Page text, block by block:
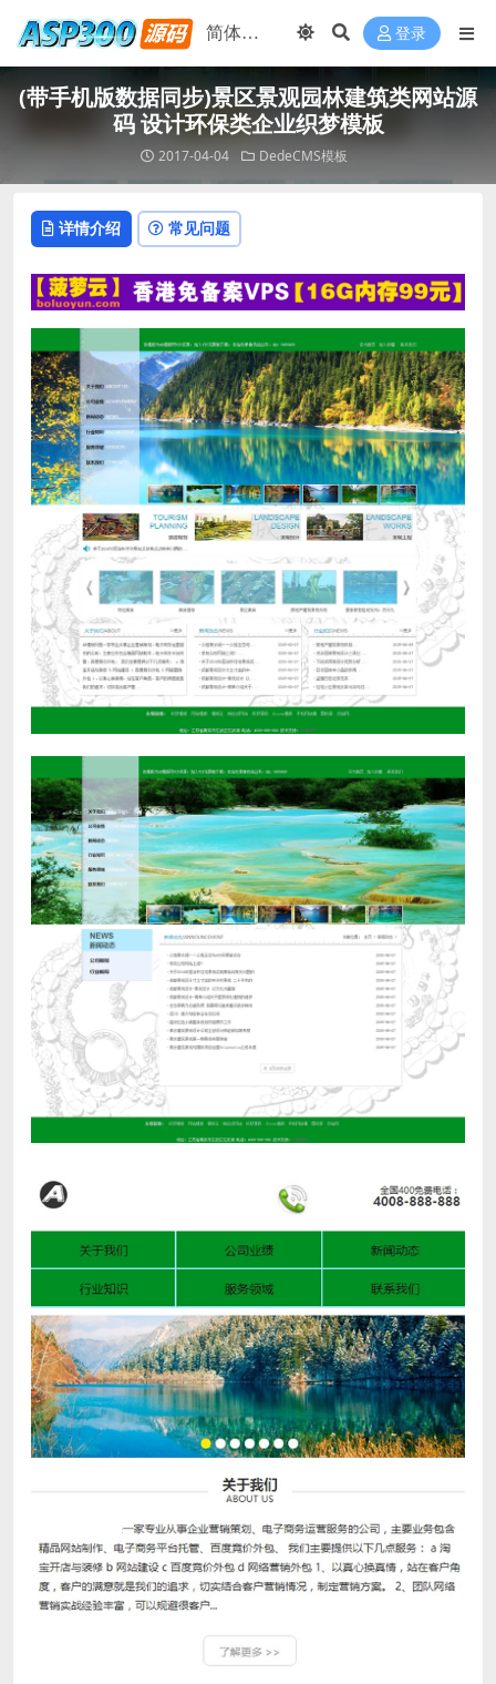
登录
(带手机版数据同步)景区景观园林建筑类网站源
码 设计环保类企业织梦模板
2017-04-04 DedeCMS模板
详情介绍 常见问题